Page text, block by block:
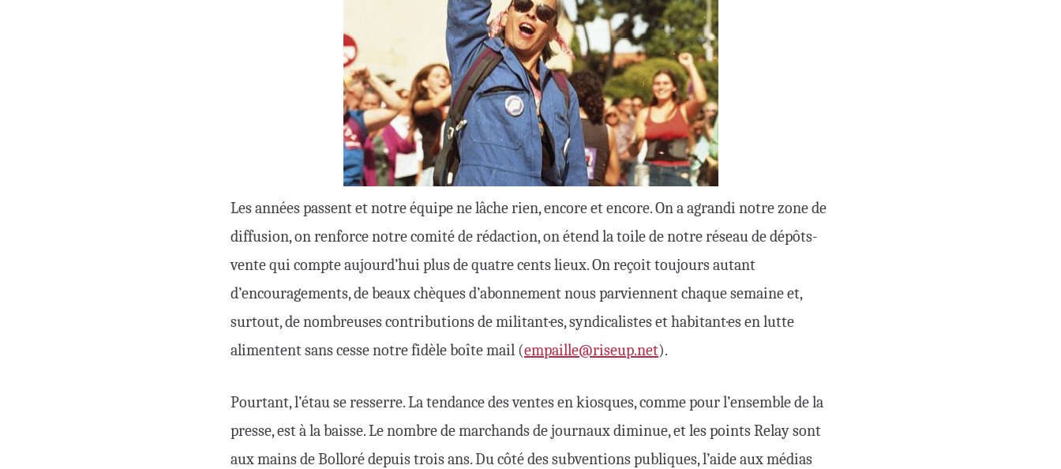
Les années passent et notre équipe ne lâche rien, encore et encore. On a agrandi notre zone de
diffusion, on renforce notre comité de rédaction, on étend la toile de notre réseau de dépôts-
vente qui compte aujourd’hui plus de quatre cents lieux. On reçoit toujours autant
d’encouragements, de beaux chèques d’abonnement nous parviennent chaque semaine et,
surtout, de nombreuses contributions de militant·es, syndicalistes et habitant·es en lutte
alimentent sans cesse notre fidèle boîte mail (empaille@riseup.net).
Pourtant, l’étau se resserre. La tendance des ventes en kiosques, comme pour l’ensemble de la
presse, est à la baisse. Le nombre de marchands de journaux diminue, et les points Relay sont
aux mains de Bolloré depuis trois ans. Du côté des subventions publiques, l’aide aux médias